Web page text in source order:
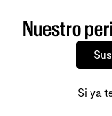
Nuestro
Si ya